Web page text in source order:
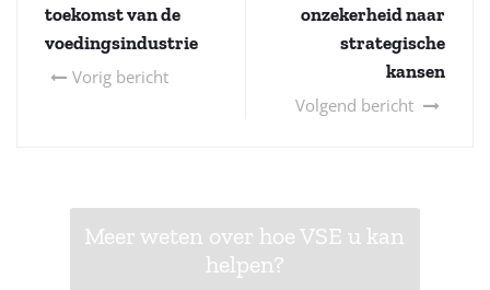
toekomst van de
voedingsindustrie
Vorig bericht
onzekerheid naar
strategische
kansen
Volgend bericht
Meer weten over hoe VSE u kan
helpen?